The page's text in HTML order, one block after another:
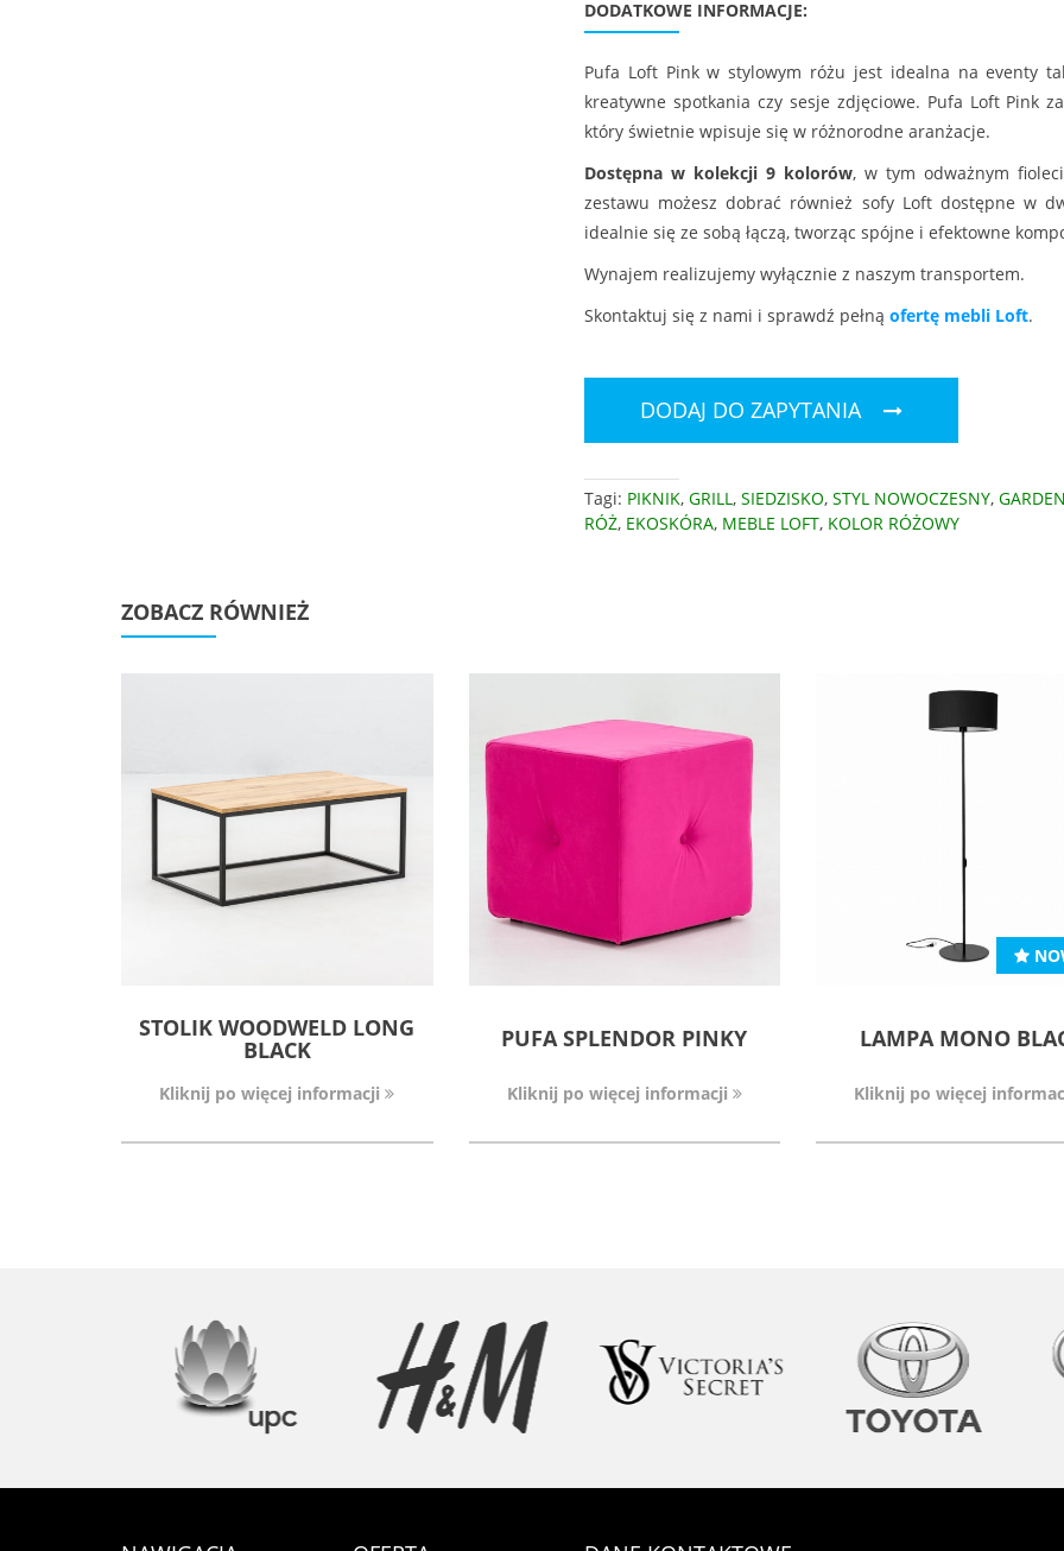
DODATKOWE INFORMACJE:
Pufa Loft Pink w stylowym różu jest idealna na eventy
kreatywne spotkania czy sesje zdjęciowe. Pufa Loft Pink
który świetnie wpisuje się w różnorodne aranżacje.
Dostępna w kolekcji 9 kolorów, w tym odważnym
zestawu możesz dobrać również sofy Loft dostępne w
idealnie się ze sobą łączą, tworząc spójne i efektowne
Wynajem realizujemy wyłącznie z naszym transportem.
Skontaktuj się z nami i sprawdź pełną ofertę mebli Loft.
DODAJ DO ZAPYTANIA
Tagi: PIKNIK, GRILL, SIEDZISKO, STYL NOWOCZESNY,
RÓŻ, EKOSKÓRA, MEBLE LOFT, KOLOR RÓŻOWY
ZOBACZ RÓWNIEŻ
STOLIK WOODWELD LONG
BLACK
Kliknij po więcej informacji
PUFA SPLENDOR PINKY
Kliknij po więcej informacji
LAMPA MONO
Kliknij po więcej